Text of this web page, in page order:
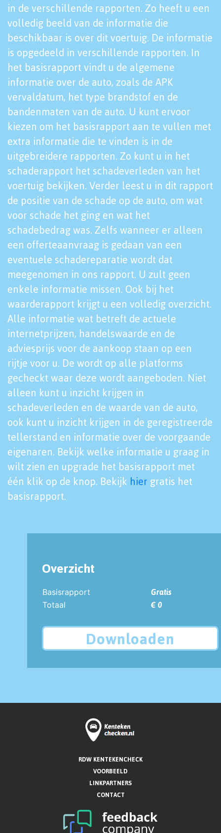
in de verschillende rapporten. Zo heeft u een
volledig beeld van de informatie die
beschikbaar is over dit voertuig. De informatie
is opgedeeld in verschillende rapporten. In
het basisrapport vindt u de algemene
informatie over de auto, zoals de APK
vervaldatum, het type brandstof en de
bandenmaten van de auto. U kunt ervoor
kiezen om het basisrapport aan te vullen met
extra informatie die te vinden is in de
uitgebreidere rapporten. Zo kunt u in het
schaderapport het schadeverleden van het
voertuig bekijken. Verder leest u in dit rapport
de positie van de schade op de auto, om wat
voor schade het ging en wat het
schadebedrag was. Zelfs wanneer er alleen
een offerteaanvraag is gedaan van een
eventuele schadereparatie wordt dat
meegenomen in ons rapport. U zult geen
enkele informatie missen. Ook bij het
waarderapport krijgt u een volledig overzicht.
Alle informatie wat betreft de actuele
internetprijzen, handelswaarde en de
adviesprijs voor de aankoop staan op een
rijtje voor u. De wordt op alle platforms
gecheckt waar deze wordt aangeboden. Niet
alleen kunt u inzicht krijgen in
schadeverleden en de waarde van de auto,
ook kunt u inzicht krijgen in de geregistreerde
tellerstand en informatie over de voorgaande
eigenaren. Bekijk welke informatie u graag in
wilt zien en upgrade het basisrapport met
één klik op de knop. Bekijk hier gratis het
basisrapport.
Overzicht
Basisrapport
Gratis
Totaal
€ 0
Downloaden
RDW KENTEKENCHECK
VOORBEELD
LINKPARTNERS
CONTACT